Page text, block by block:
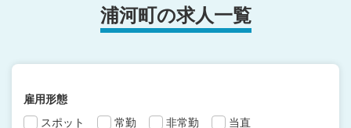
浦河町の求人一覧
雇用形態
スポット
常勤 非常勤 当直